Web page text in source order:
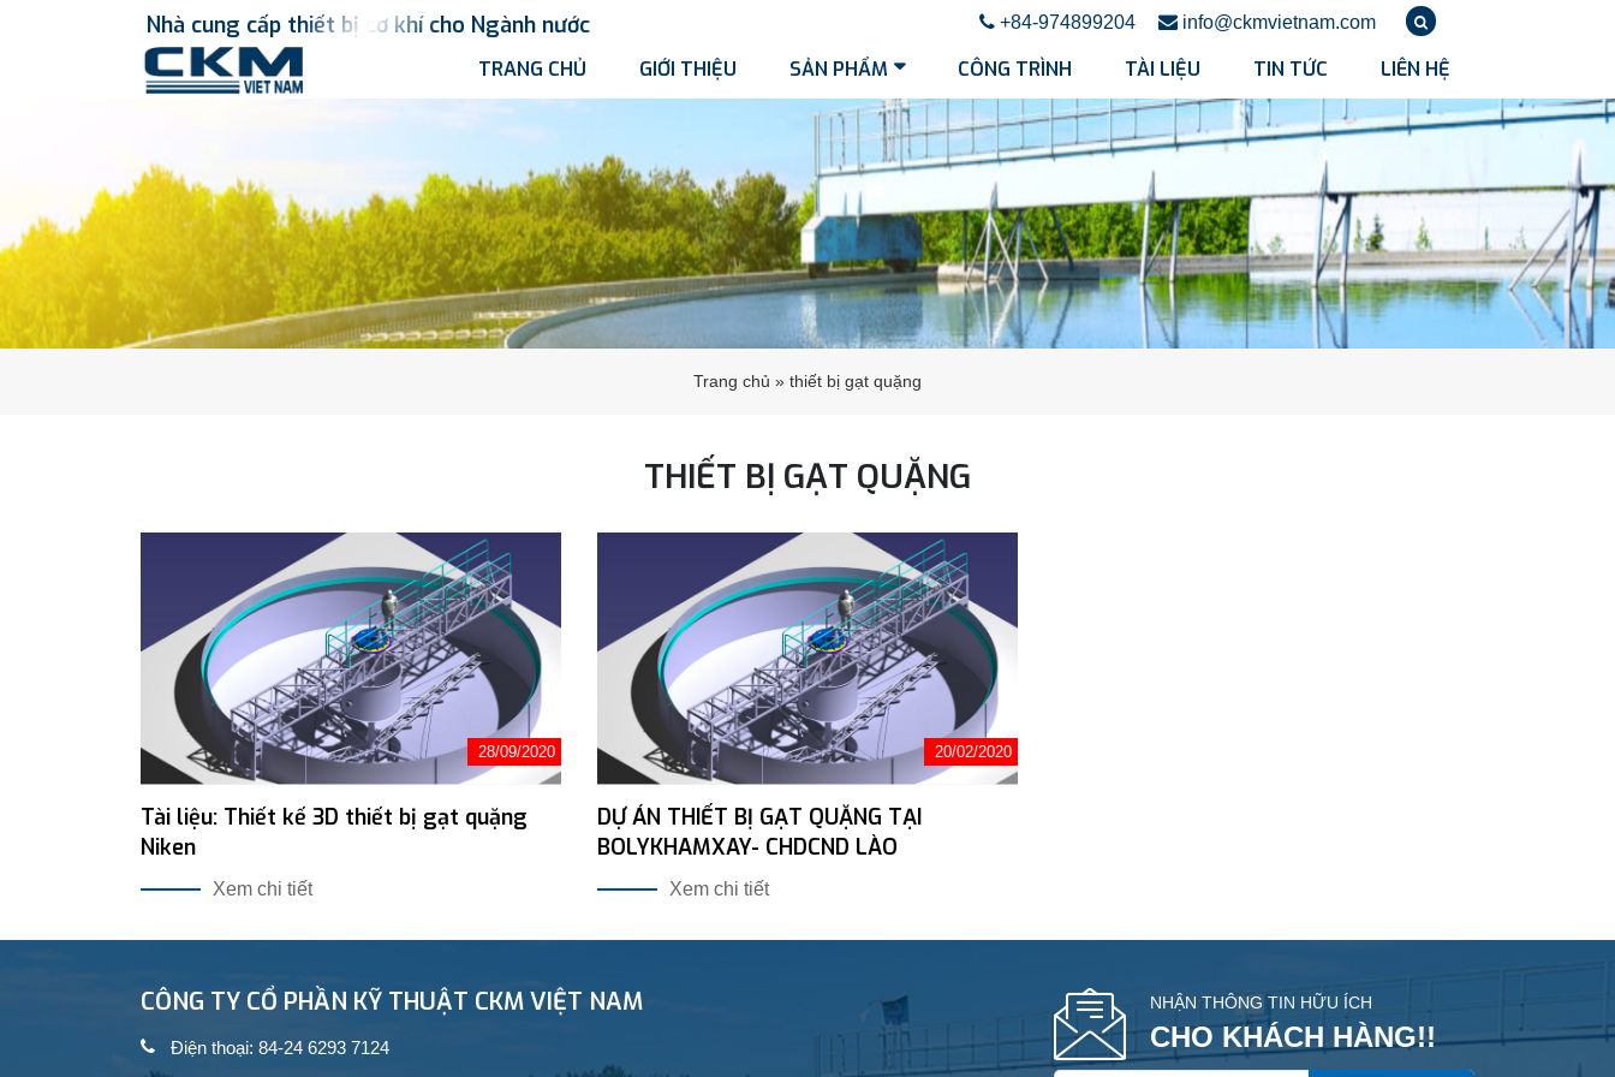
Nhà cung cấp thiết bị cơ khí cho Ngành nước +84-974899204 info@ckmvietnam.com
TRANG CHỦ GIỚI THIỆU SẢN PHẨM CÔNG TRÌNH TÀI LIỆU TIN TỨC LIÊN HỆ
Trang chủ » thiết bị gạt quặng
THIẾT BỊ GẠT QUẶNG
28/09/2020
Tài liệu: Thiết kế 3D thiết bị gạt quặng
Niken
Xem chi tiết
20/02/2020
DỰ ÁN THIẾT BỊ GẠT QUẶNG TẠI
BOLYKHAMXAY- CHDCND LÀO
Xem chi tiết
CÔNG TY CỔ PHẦN KỸ THUẬT CKM VIỆT NAM
Điện thoại: 84-24 6293 7124
NHẬN THÔNG TIN HỮU ÍCH
CHO KHÁCH HÀNG!!